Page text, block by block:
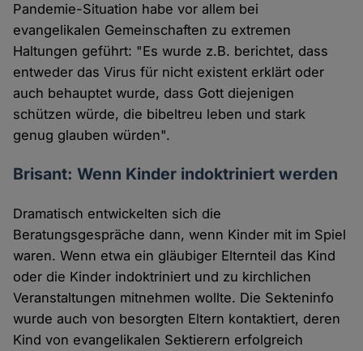
Pandemie-Situation habe vor allem bei
evangelikalen Gemeinschaften zu extremen
Haltungen geführt: "Es wurde z.B. berichtet, dass
entweder das Virus für nicht existent erklärt oder
auch behauptet wurde, dass Gott diejenigen
schützen würde, die bibeltreu leben und stark
genug glauben würden".
Brisant: Wenn Kinder indoktriniert werden
Dramatisch entwickelten sich die
Beratungsgespräche dann, wenn Kinder mit im Spiel
waren. Wenn etwa ein gläubiger Elternteil das Kind
oder die Kinder indoktriniert und zu kirchlichen
Veranstaltungen mitnehmen wollte. Die Sekteninfo
wurde auch von besorgten Eltern kontaktiert, deren
Kind von evangelikalen Sektierern erfolgreich